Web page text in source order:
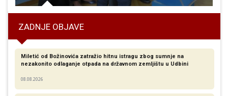
ZADNJE OBJAVE
Miletić od Božinovića zatražio hitnu istragu zbog sumnje na
nezakonito odlaganje otpada na državnom zemljištu u Udbini
08.08.2026